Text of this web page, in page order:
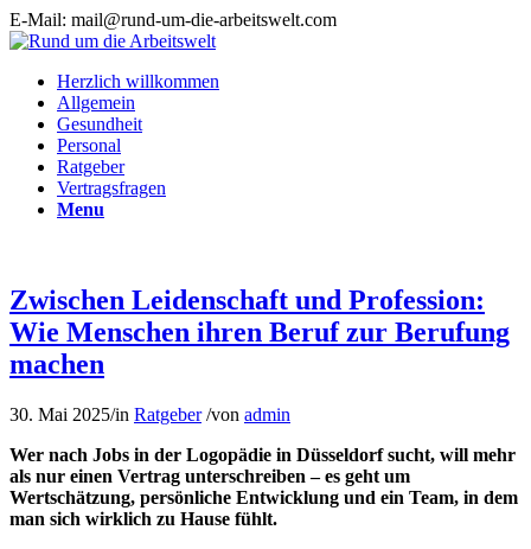
E-Mail: mail@rund-um-die-arbeitswelt.com
Herzlich willkommen
Allgemein
Gesundheit
Personal
Ratgeber
Vertragsfragen
Menu
Zwischen Leidenschaft und Profession:
Wie Menschen ihren Beruf zur Berufung
machen
30. Mai 2025/in Ratgeber /von admin
Wer nach Jobs in der Logopädie in Düsseldorf sucht, will mehr
als nur einen Vertrag unterschreiben – es geht um
Wertschätzung, persönliche Entwicklung und ein Team, in dem
man sich wirklich zu Hause fühlt.